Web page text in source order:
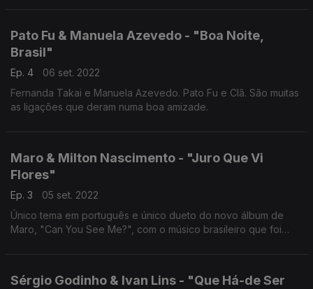
Pato Fu & Manuela Azevedo - "Boa Noite,
Brasil"
Ep. 4
06 set. 2022
Fernanda Takai e Manuela Azevedo. Pato Fu e Clã. São muitas
as ligações que deram numa boa amizade.
Maro & Milton Nascimento - "Juro Que Vi
Flores"
Ep. 3
05 set. 2022
Único tema em português e único dueto do novo álbum de
Maro, "Can You See Me?", com o músico brasileiro que foi
Sérgio Godinho & Ivan Lins - "Que Há-de Ser